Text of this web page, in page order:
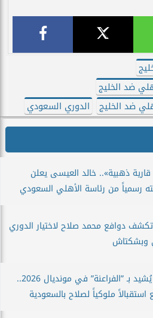
ضد الخليج
ضد الخليج
الدوري السعودي
ذهبية».. خالد العيسى يعلن
رسمياً من رئاسة الأهلي السعودي
تكشف دوافع محمد صلاح لاختيار الدوري
وبشكتاش
كولي يُشيد بـ ”الفراعنة” في مونديال 2026..
استقبالاً ملوكياً لصلاح بالسعودية